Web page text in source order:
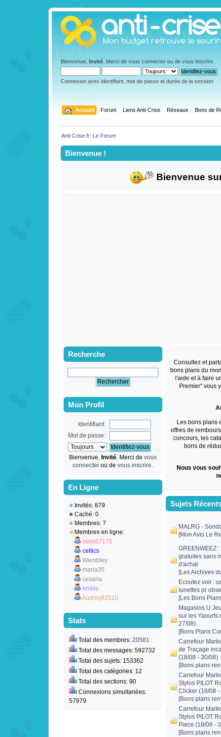
Bienvenue, Invité . Merci de vous connecter ou de vous inscrire
Connexion avec identifiant, mot de passe et durée de la session
Accueil Forum Liens Anti-Crise Réseaux Bons de
Anti-Crise.fr: Le Forum
Bienvenue !
Bienvenue
Recherche
Mon Profil
Identifiant:
Mot de passe:
Bienvenue, Invité. Merci de vous
connecter ou devous inscrire.
En Ligne
Invités: 879
Caché: 0
Membres: 7
Membres en ligne:
mimi57175
celtics
Wembley
maria35
cesaria
emilie
Audrey62510
Stats
Total des membres:20581
Total des messages: 592732
Total des sujets: 153362
Total des catégories: 12
Total des sections: 90
Connexions simultanées:
57979
Consultez et
bons plans du
l'aide et à faire
Premier" vous
Les bons plans
offres de
concours, les
bons de
Nous vous
Sujets
MALRG -
[Mon Avis Le
GREENWEEZ
gratuites sans
d'achat
[Les Archives
Ecoutez voir :
lunettes pr
[Les Bons
Magasins U
sur les Yaourts
27/08)
[Bons Plans
Carrefour
de Traçage
(18/08 - 30/08)
[Bons plans
Carrefour
Stylos PILOT
Clicker (18/08 -
[Bons plans
Carrefour
Stylos PILOT
Piece (18/08 -
[Bons plans